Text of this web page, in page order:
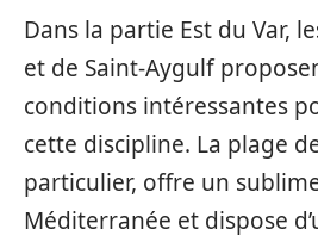
Dans la partie Est du Var,
et de Saint-Aygulf
conditions intéressantes
cette discipline. La plage
particulier, offre un
Méditerranée et dispose